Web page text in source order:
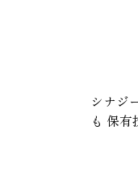
シナジ
も 保